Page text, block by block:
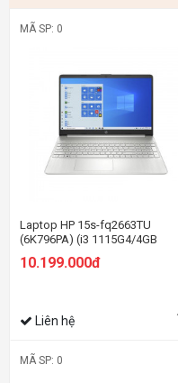
MÃ SP: 0
Laptop HP 15s-fq2663TU
(6K796PA) (i3 1115G4/4GB
HD/Win11/Bạc)
10.199.000đ
Liên hệ
MÃ SP: 0